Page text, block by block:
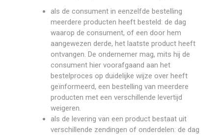
als de consument in eenzelfde bestelling
meerdere producten heeft besteld: de dag
waarop de consument, of een door hem
aangewezen derde, het laatste product heeft
ontvangen. De ondernemer mag, mits hij de
consument hier voorafgaand aan het
bestelproces op duidelijke wijze over heeft
geïnformeerd, een bestelling van meerdere
producten met een verschillende levertijd
weigeren.
als de levering van een product bestaat uit
verschillende zendingen of onderdelen: de dag